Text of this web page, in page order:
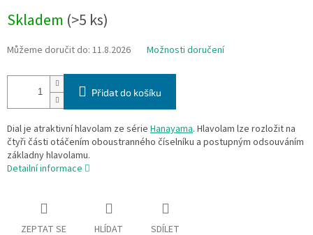
cena:
Skladem (>5 ks)
Můžeme doručit do: 11.8.2026 Možnosti doručení
Přidat do košíku
Dial je atraktivní hlavolam ze série Hanayama. Hlavolam lze rozložit na
čtyři části otáčením oboustranného číselníku a postupným odsouváním
základny hlavolamu.
Detailní informace
ZEPTAT SE HLÍDAT SDÍLET